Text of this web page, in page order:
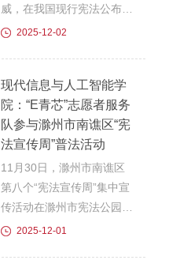
+沉浸式学习”模式，吸引了
全校师生热情参与，在校园
育筑牢思想根基12月1日清
晨，伴随着冬日朝...
威，在我国现行宪法公布施
行第43周年之际，12月1日
宪法”主题升旗仪式活动，
艺术与传媒学院师生代表
100余人参加此次活动，升
旗仪式由团总支书记周桐羽
主持。第一项:升国旗，奏
国歌国旗护卫队迈着整齐有
力、铿锵作响的步伐走向升
旗台，他们身姿挺拔、目光
2025-12-02
现代信息与人工智能学
院：“E青芯”志愿者服务
队参与滁州市南谯区“宪
法宣传周”普法活动
11月30日，滁州市南谯区
第八个“宪法宣传周”集中宣
传活动在滁州市宪法公园举
行。现代信息与人工智能学
2025-12-01